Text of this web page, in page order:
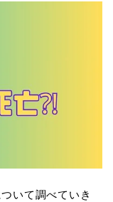
いて調べていき